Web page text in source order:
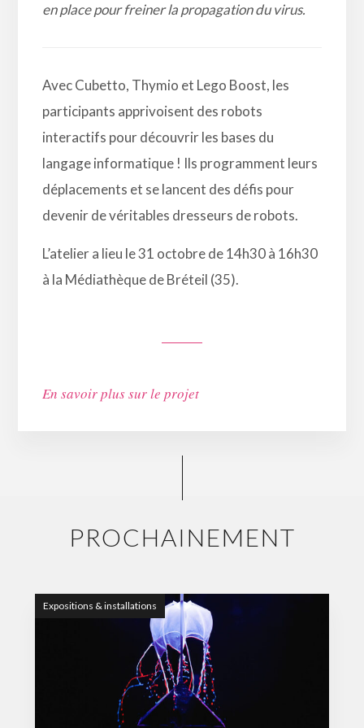
en place pour freiner la propagation du virus.
Avec Cubetto, Thymio et Lego Boost, les
participants apprivoisent des robots
interactifs pour découvrir les bases du
langage informatique ! Ils programment leurs
déplacements et se lancent des défis pour
devenir de véritables dresseurs de robots.
L’atelier a lieu le 31 octobre de 14h30 à 16h30
à la Médiathèque de Bréteil (35).
En savoir plus sur le projet
PROCHAINEMENT
Expositions & installations